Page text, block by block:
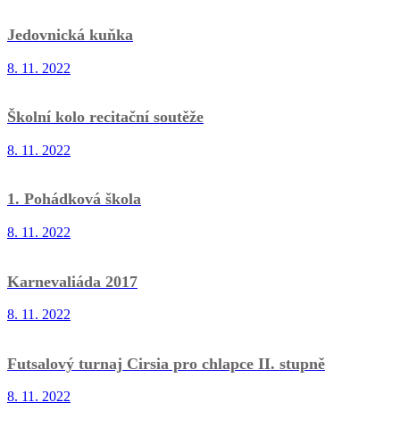
Jedovnická kuňka
8. 11. 2022
Školní kolo recitační soutěže
8. 11. 2022
1. Pohádková škola
8. 11. 2022
Karnevaliáda 2017
8. 11. 2022
Futsalový turnaj Cirsia pro chlapce II. stupně
8. 11. 2022